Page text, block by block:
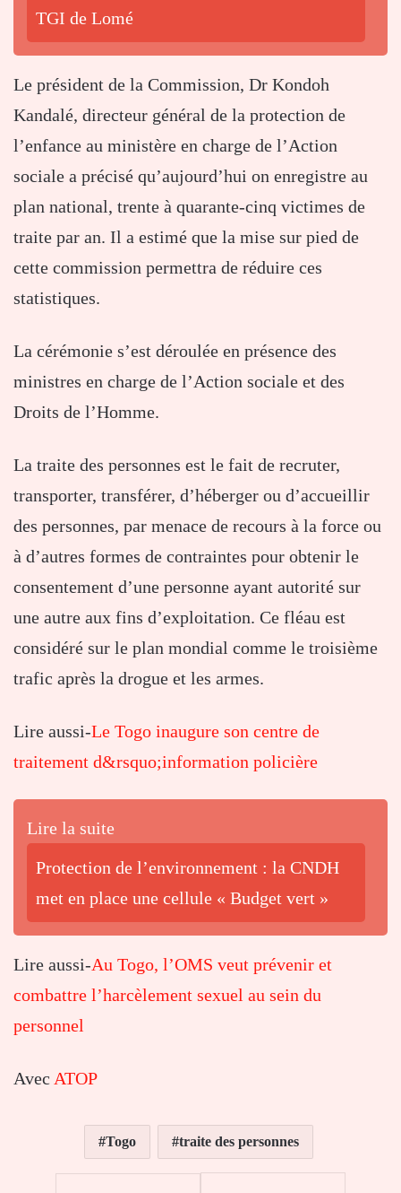
TGI de Lomé
Le président de la Commission, Dr Kondoh
Kandalé, directeur général de la protection de
l’enfance au ministère en charge de l’Action
sociale a précisé qu’aujourd’hui on enregistre au
plan national, trente à quarante-cinq victimes de
traite par an. Il a estimé que la mise sur pied de
cette commission permettra de réduire ces
statistiques.
La cérémonie s’est déroulée en présence des
ministres en charge de l’Action sociale et des
Droits de l’Homme.
La traite des personnes est le fait de recruter,
transporter, transférer, d’héberger ou d’accueillir
des personnes, par menace de recours à la force ou
à d’autres formes de contraintes pour obtenir le
consentement d’une personne ayant autorité sur
une autre aux fins d’exploitation. Ce fléau est
considéré sur le plan mondial comme le troisième
trafic après la drogue et les armes.
Lire aussi-Le Togo inaugure son centre de
traitement d&rsquo;information policière
Lire la suite
Protection de l’environnement : la CNDH
met en place une cellule « Budget vert »
Lire aussi-Au Togo, l’OMS veut prévenir et
combattre l’harcèlement sexuel au sein du
personnel
Avec ATOP
Togo traite des personnes